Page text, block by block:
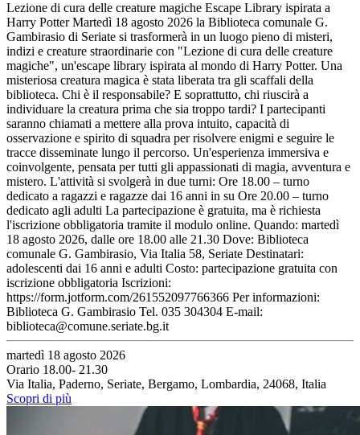
Lezione di cura delle creature magiche Escape Library ispirata a
Harry Potter Martedì 18 agosto 2026 la Biblioteca comunale G.
Gambirasio di Seriate si trasformerà in un luogo pieno di misteri,
indizi e creature straordinarie con "Lezione di cura delle creature
magiche", un'escape library ispirata al mondo di Harry Potter. Una
misteriosa creatura magica è stata liberata tra gli scaffali della
biblioteca. Chi è il responsabile? E soprattutto, chi riuscirà a
individuare la creatura prima che sia troppo tardi? I partecipanti
saranno chiamati a mettere alla prova intuito, capacità di
osservazione e spirito di squadra per risolvere enigmi e seguire le
tracce disseminate lungo il percorso. Un'esperienza immersiva e
coinvolgente, pensata per tutti gli appassionati di magia, avventura e
mistero. L'attività si svolgerà in due turni: Ore 18.00 – turno
dedicato a ragazzi e ragazze dai 16 anni in su Ore 20.00 – turno
dedicato agli adulti La partecipazione è gratuita, ma è richiesta
l'iscrizione obbligatoria tramite il modulo online. Quando: martedì
18 agosto 2026, dalle ore 18.00 alle 21.30 Dove: Biblioteca
comunale G. Gambirasio, Via Italia 58, Seriate Destinatari:
adolescenti dai 16 anni e adulti Costo: partecipazione gratuita con
iscrizione obbligatoria Iscrizioni:
https://form.jotform.com/261552097766366 Per informazioni:
Biblioteca G. Gambirasio Tel. 035 304304 E-mail:
biblioteca@comune.seriate.bg.it
martedì 18 agosto 2026
Orario 18.00- 21.30
Via Italia, Paderno, Seriate, Bergamo, Lombardia, 24068, Italia
Scopri di più